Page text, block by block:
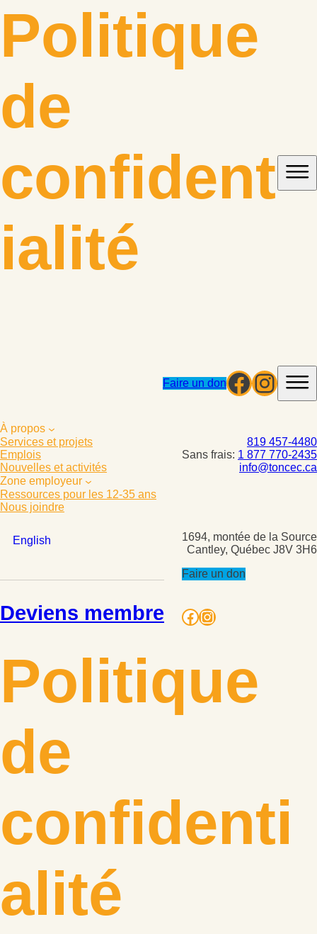
au
contenu
Politique
de
confident
ialité
Faire un don
À propos
Services et projets
Emplois
Nouvelles et activités
Zone employeur
Ressources pour les 12-35 ans
Nous joindre
English
Deviens membre
819 457-4480
Sans frais: 1 877 770-2435
info@toncec.ca
1694, montée de la Source
Cantley, Québec J8V 3H6
Faire un don
Facebook
Instagram
Politique
de
confidenti
alité